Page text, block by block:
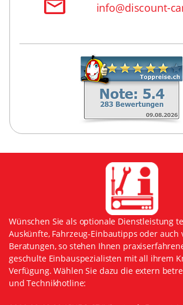
info@discount-
Wünschen Sie als optionale Dienstleistung
Auskünfte, Fahrzeug-Einbautipps oder
Beratungen, so stehen Ihnen
geschulte Einbauspezialisten mit all ihrem
Verfügung. Wählen Sie dazu die extern
und Technikhotline: